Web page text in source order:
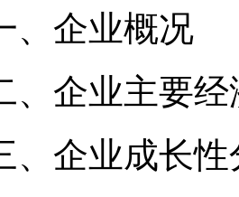
业概况
主要经济
成长性